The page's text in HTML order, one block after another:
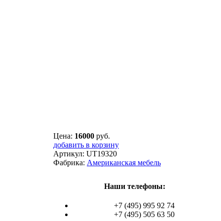
Цена: 16000 руб.
добавить в корзину
Артикул: UT19320
Фабрика: Американская мебель
Наши телефоны:
+7 (495) 995 92 74
+7 (495) 505 63 50